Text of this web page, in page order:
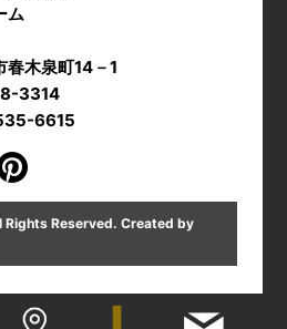
ム
春木泉町14－1
3314
6615
Reserved. Created by